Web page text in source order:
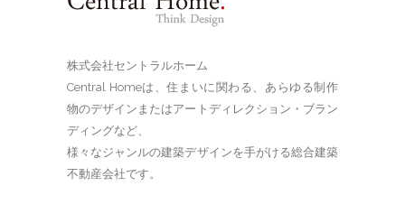
株式会社セントラルホーム
Central Homeは、住まいに関わる、あらゆる制作
物のデザインまたはアートディレクション・ブラン
ディングなど、
様々なジャンルの建築デザインを手がける総合建築
不動産会社です。